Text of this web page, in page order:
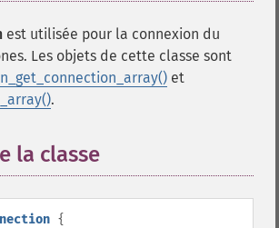
est utilisée pour la connexion du
Les objets de cette classe sont
et
.
la classe
{